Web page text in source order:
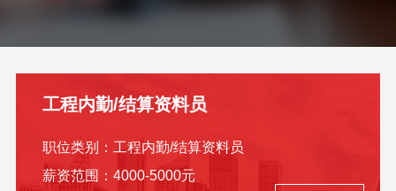
工程内勤/结算资料员
职位类别： 工程内勤/结算资料员
薪资范围： 4000-5000元